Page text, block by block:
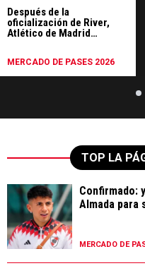
Después de la
oficialización de River,
Atlético de Madrid
MERCADO DE PASES 2026
TOP LA
Confirmado:
Almada para
MERCADO DE